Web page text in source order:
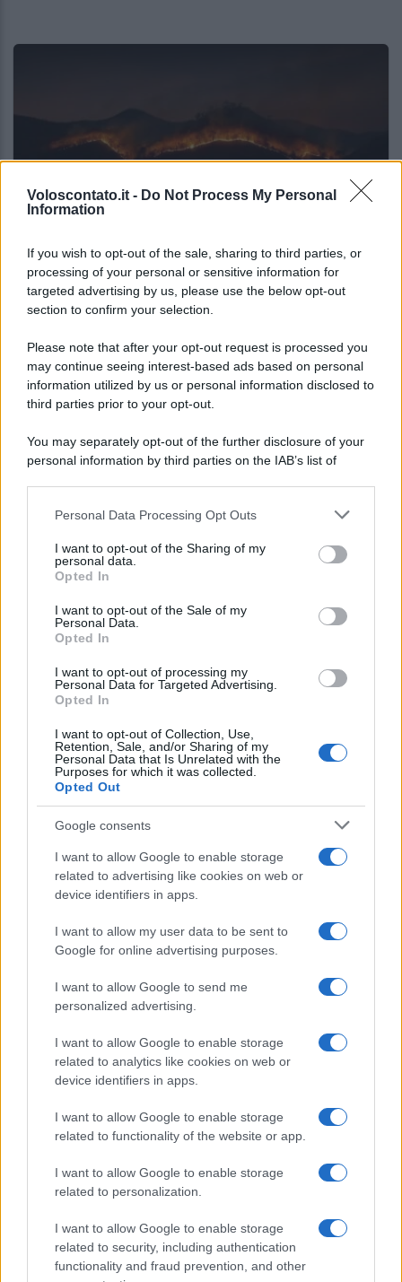
Voloscontato.it - Do Not Process My Personal
Information
If you wish to opt-out of the sale, sharing to third parties, or
processing of your personal or sensitive information for
targeted advertising by us, please use the below opt-out
section to confirm your selection.
Please note that after your opt-out request is processed you
may continue seeing interest-based ads based on personal
information utilized by us or personal information disclosed to
third parties prior to your opt-out.
You may separately opt-out of the further disclosure of your
personal information by third parties on the IAB’s list of
This information may also be disclosed by us to third parties
disclose it to other third parties.
Please note that this website/app uses one or more Google
services and may gather and store information including but
not limited to your visit or usage behaviour. You may click to
grant or deny consent to Google and its third-party tags to
consent section.
Personal Data Processing Opt Outs
I want to opt-out of the Sharing of my
personal data.
Opted In
I want to opt-out of the Sale of my
Personal Data.
Opted In
I want to opt-out of processing my
Personal Data for Targeted Advertising.
Opted In
I want to opt-out of Collection, Use,
Retention, Sale, and/or Sharing of my
Personal Data that Is Unrelated with the
Purposes for which it was collected.
Opted Out
Google consents
I want to allow Google to enable storage
related to advertising like cookies on web or
device identifiers in apps.
I want to allow my user data to be sent to
Google for online advertising purposes.
I want to allow Google to send me
personalized advertising.
I want to allow Google to enable storage
related to analytics like cookies on web or
device identifiers in apps.
I want to allow Google to enable storage
related to functionality of the website or app.
I want to allow Google to enable storage
related to personalization.
I want to allow Google to enable storage
related to security, including authentication
functionality and fraud prevention, and other
NOTIZIE DAL MONDO
Gli incendi stanno cambiando il turismo
europeo: la classifica che dovresti
conoscere
Lo sapevi che...
Non è quello di Arcugnano: il vero
anfiteatro romano del Veneto si trova
in questa città
Il Porto Antico di Genova si riempie di
tattoo artist: torna il grande evento di
settembre
I Paesi dove puoi vivere una vacanza
in campeggio spendendo molto meno
CHI
SIAMO
PARTNERSHIP E
ACCREDITAMENTI
© 2026 - VOLOSCONTATO CONSIGLI E DIARI DI VIAGGIO - P.IVA
04827280654 – TESTATA REGISTRATA AL TRIBUNALE DI NOCERA
35792 – ISCRITTA ALL’ANSO (ASSOCIAZIONE NAZIONALE STAMPA
ONLINE)
PRIVACY E NOTIFICHE
MAPPA DEL SITO